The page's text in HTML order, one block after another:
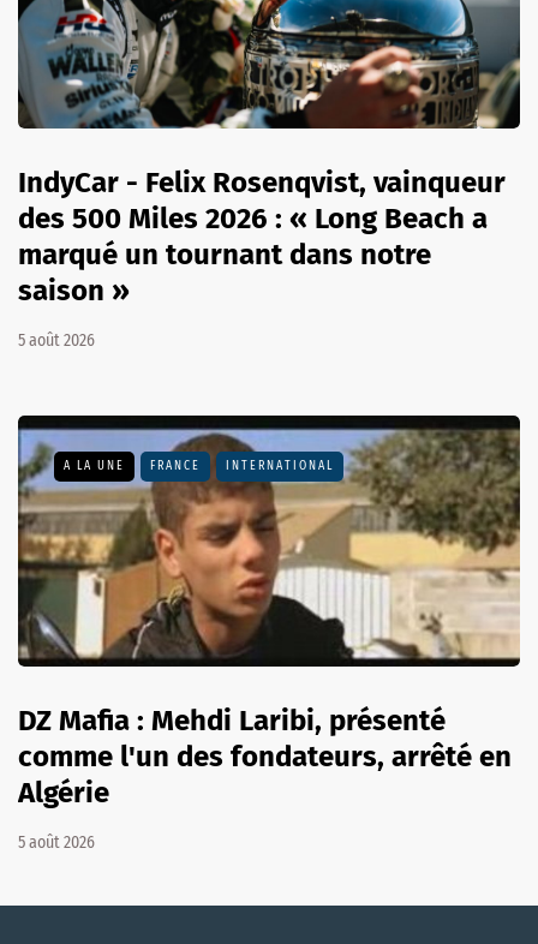
IndyCar - Felix Rosenqvist, vainqueur
des 500 Miles 2026 : « Long Beach a
marqué un tournant dans notre
saison »
5 août 2026
A LA UNE FRANCE INTERNATIONAL
DZ Mafia : Mehdi Laribi, présenté
comme l'un des fondateurs, arrêté en
Algérie
5 août 2026